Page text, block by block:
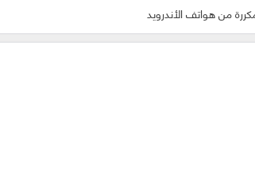
من هواتف الأندرويد